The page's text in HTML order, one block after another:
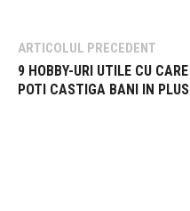
ARTICOLUL PRECEDENT
9 HOBBY-URI UTILE CU CARE
POTI CASTIGA BANI IN PLUS